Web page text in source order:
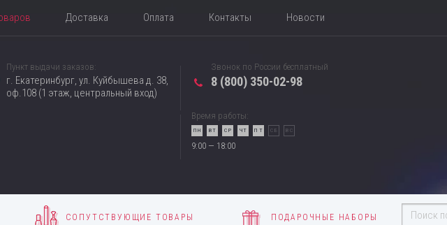
Доставка Оплата Контакты Новости
Пункт выдачи заказов:
г. Екатеринбург, ул. Куйбышева д. 38,
оф.108 (1 этаж, центральный вход)
Звонок по России бесплатный
8 (800) 350-02-98
Время работы:
ПН ВТ СР ЧТ ПТ
9:00 — 18:00
СБ ВС
СОПУТСТВУЮЩИЕ ТОВАРЫ ПОДАРОЧНЫЕ НАБОРЫ